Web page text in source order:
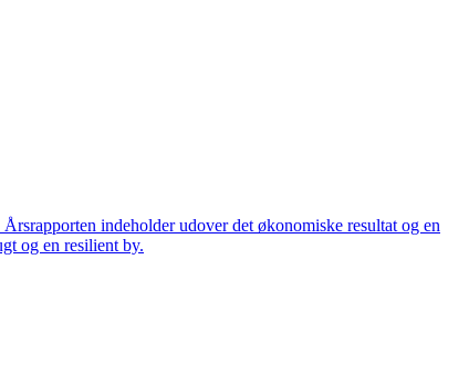
indeholder udover det økonomiske resultat og en
og en resilient by.